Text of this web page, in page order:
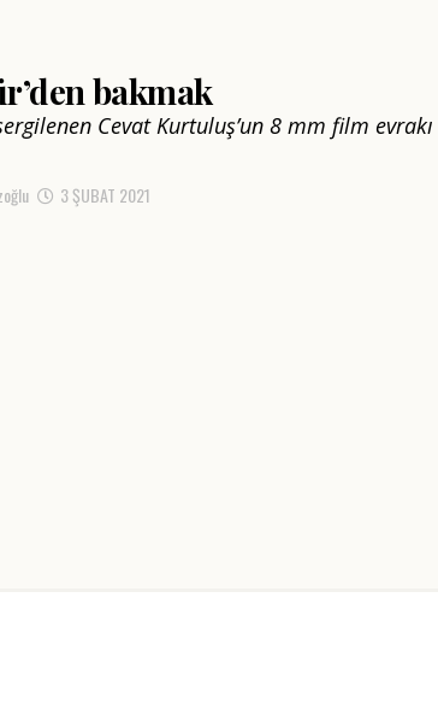
bakmak
Cevat Kurtuluş’un 8 mm film
3 ŞUBAT 2021